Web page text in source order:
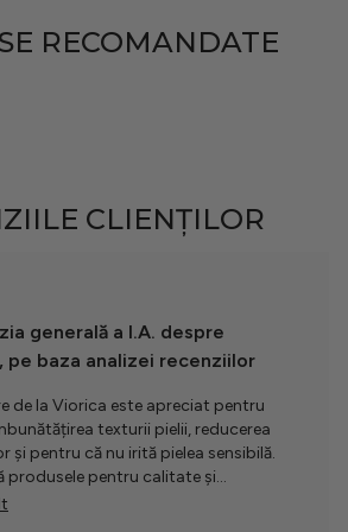
RECOMANDATE
CLIENȚILOR
generală a I.A. despre
pe baza analizei recenziilor
de la Viorica este apreciat pentru
texturii pielii, reducerea
și pentru că nu irită pielea sensibilă.
produsele pentru calitate și
repede favorite, deși nu